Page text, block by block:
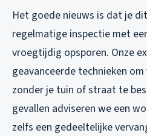
Het goede nieuws is dat je
regelmatige inspectie met
vroegtijdig opsporen. Onze
geavanceerde technieken
zonder je tuin of straat te
gevallen adviseren we een
zelfs een gedeeltelijke